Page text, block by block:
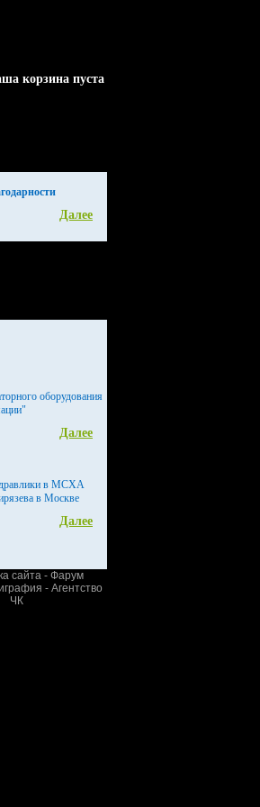
корзина пуста
Далее
оборудования
Далее
в МСХА
в Москве
Далее
сайта - Фарум
- Агентство
ЧК